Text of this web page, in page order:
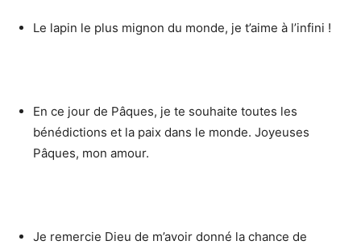
Le lapin le plus mignon du monde, je t’aime à l’infini !
En ce jour de Pâques, je te souhaite toutes les
bénédictions et la paix dans le monde. Joyeuses
Pâques, mon amour.
Je remercie Dieu de m’avoir donné la chance de